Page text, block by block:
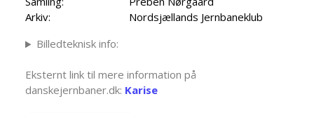
Arkiv:
Nordsjællands Jernbaneklub
Billedteknisk info:
Eksternt link til mere information på
danskejernbaner.dk: Karise